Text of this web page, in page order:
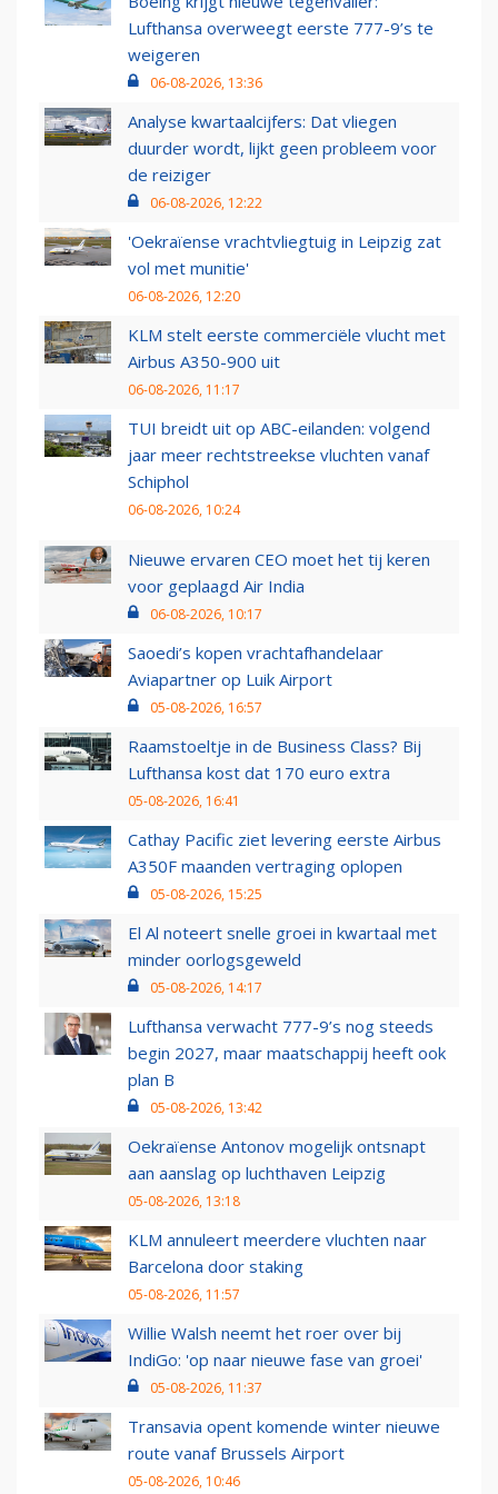
Lufthansa overweegt eerste 777-9’s te
weigeren
06-08-2026, 13:36
Analyse kwartaalcijfers: Dat vliegen
duurder wordt, lijkt geen probleem voor
de reiziger
06-08-2026, 12:22
'Oekraïense vrachtvliegtuig in Leipzig zat
vol met munitie'
06-08-2026, 12:20
KLM stelt eerste commerciële vlucht met
Airbus A350-900 uit
06-08-2026, 11:17
TUI breidt uit op ABC-eilanden: volgend
jaar meer rechtstreekse vluchten vanaf
Schiphol
06-08-2026, 10:24
Nieuwe ervaren CEO moet het tij keren
voor geplaagd Air India
06-08-2026, 10:17
Saoedi’s kopen vrachtafhandelaar
Aviapartner op Luik Airport
05-08-2026, 16:57
Raamstoeltje in de Business Class? Bij
Lufthansa kost dat 170 euro extra
05-08-2026, 16:41
Cathay Pacific ziet levering eerste Airbus
A350F maanden vertraging oplopen
05-08-2026, 15:25
El Al noteert snelle groei in kwartaal met
minder oorlogsgeweld
05-08-2026, 14:17
Lufthansa verwacht 777-9’s nog steeds
begin 2027, maar maatschappij heeft ook
plan B
05-08-2026, 13:42
Oekraïense Antonov mogelijk ontsnapt
aan aanslag op luchthaven Leipzig
05-08-2026, 13:18
KLM annuleert meerdere vluchten naar
Barcelona door staking
05-08-2026, 11:57
Willie Walsh neemt het roer over bij
IndiGo: 'op naar nieuwe fase van groei'
05-08-2026, 11:37
Transavia opent komende winter nieuwe
route vanaf Brussels Airport
05-08-2026, 10:46